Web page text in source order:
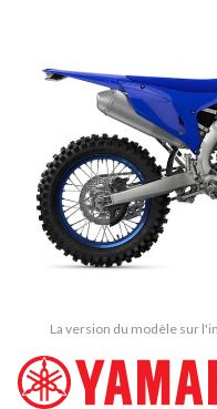
La version du modèle sur